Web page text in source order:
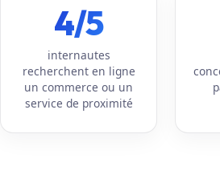
4/5
internautes
recherchent en ligne
un commerce ou un
service de proximité